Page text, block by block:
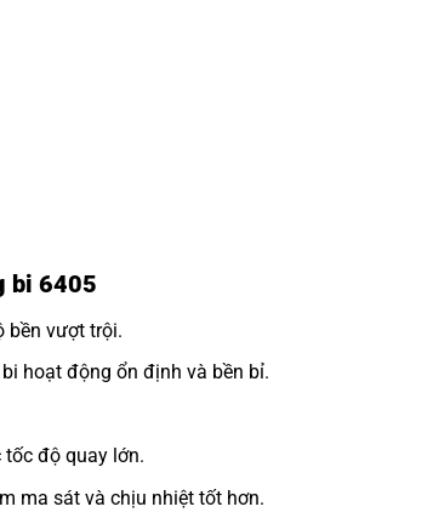
bi 6405
bền vượt trội.
hoạt động ổn định và bền bỉ.
tốc độ quay lớn.
ma sát và chịu nhiệt tốt hơn.